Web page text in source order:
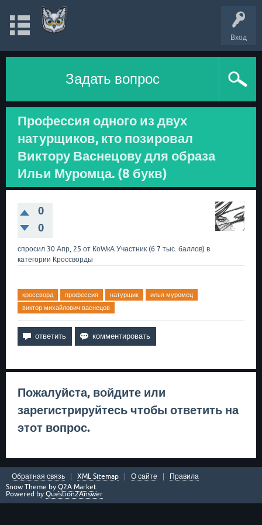
Вход
Задать вопрос
Профессия одного из двух
натурщиков, кто позировал
Виктору Васнецову для образа
Ильи Муромца. (8 букв)
0
0
спросил 30 Апр, 25 от КоWкА Участник (6.7 тыс. баллов) в
категории Кроссворды
кроссворд профессия натурщик
илья муромец
виктор михайлович васнецов
Пожалуйста, войдите или
зарегистрируйтесь чтобы ответить на
этот вопрос.
Обратная связь XML Sitemap О сайте
Правила
Snow Theme by Q2A Market
Powered by Question2Answer